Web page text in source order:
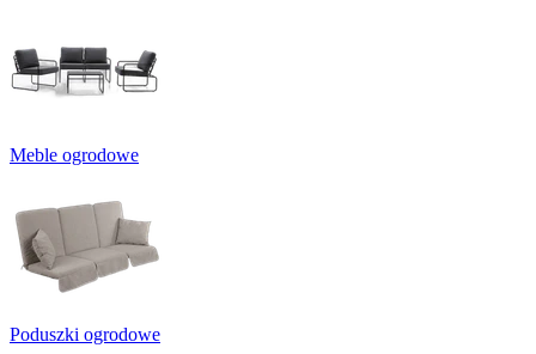
Meble ogrodowe
Poduszki ogrodowe